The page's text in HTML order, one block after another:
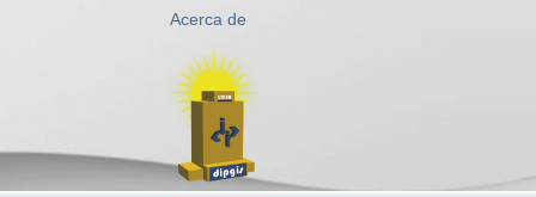
Acerca de